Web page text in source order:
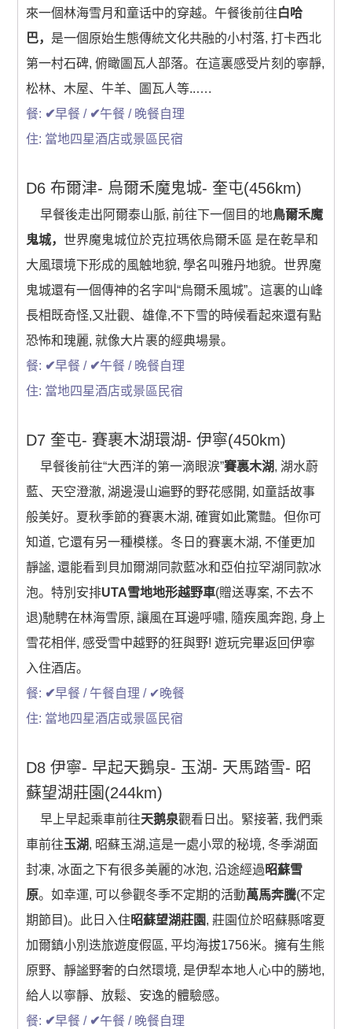
來一個林海雪月和童话中的穿越。午餐後前往白哈
巴， 是一個原始生態傳統文化共融的小村落, 打卡西北
第一村石碑, 俯瞰圖瓦人部落。在這裏感受片刻的寧靜,
松林、木屋、牛羊、圖瓦人等..….
餐: ✔早餐 / ✔午餐 / 晚餐自理
住: 當地四星酒店或景區民宿
D6 布爾津- 烏爾禾魔鬼城- 奎屯(456km)
早餐後走出阿爾泰山脈, 前往下一個目的地鳥爾禾魔
鬼城，世界魔鬼城位於克拉瑪依烏爾禾區 是在乾旱和
大風環境下形成的風触地貌, 學名叫雅丹地貌。世界魔
鬼城還有一個傳神的名字叫“烏爾禾風城”。這裏的山峰
長相既奇怪,又壯觀、雄偉,不下雪的時候看起來還有點
恐怖和瑰麗, 就像大片裹的經典場景。
餐: ✔早餐 / ✔午餐 / 晚餐自理
住: 當地四星酒店或景區民宿
D7 奎屯- 賽裹木湖環湖- 伊寧(450km)
早餐後前往“大西洋的第一滴眼涙”賽裏木湖, 湖水蔚
藍、天空澄澈, 湖邊漫山遍野的野花感開, 如童話故事
般美好。夏秋季節的賽裹木湖, 確實如此驚豔。但你可
知道, 它還有另一種模樣。冬日的賽裏木湖, 不僅更加
靜謐, 還能看到貝加爾湖同款藍冰和亞伯拉罕湖同款冰
泡。特別安排UTA雪地地形越野車(贈送專案, 不去不
退)馳騁在林海雪原, 讓風在耳邊呼嘯, 隨疾風奔跑, 身上
雪花相伴, 感受雪中越野的狂與野! 遊玩完畢返回伊寧
入住酒店。
餐: ✔早餐 / 午餐自理 / ✔晚餐
住: 當地四星酒店或景區民宿
D8 伊寧- 早起天鵝泉- 玉湖- 天馬踏雪- 昭
蘇望湖莊園(244km)
早上早起乘車前往天鹅泉觀看日出。緊接著, 我們乘
車前往玉湖, 昭蘇玉湖,這是一處小眾的秘境, 冬季湖面
封凍, 冰面之下有很多美麗的冰泡, 沿途經過 昭蘇雪
原。如幸運, 可以參觀冬季不定期的活動萬馬奔騰(不定
期節目)。此日入住昭蘇望湖莊園, 莊園位於昭蘇縣喀夏
加爾鎮小別迭旅遊度假區, 平均海拔1756米。擁有生熊
原野、靜謐野奢的白然環境, 是伊犁本地人心中的勝地,
給人以寧靜、放鬆、安逸的體驗感。
餐: ✔早餐 / ✔午餐 / 晚餐自理